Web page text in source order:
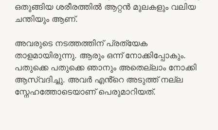
ഒതുങ്ങിയ ശരീരത്തിൽ ആറ്റൻ മുലകളും വലിയ
ചന്തിയും ആണ്.
അവരുടെ നടത്തത്തിന് പ്രത്യേക
താളമായിരുന്നു. ആരും ഒന്ന് നോക്കിപ്പോകും.
പതുക്കെ പതുക്കെ ഞാനും അതെല്ലാം നോക്കി
ആസ്വദിച്ചു. അവർ എൻ്റെ അടുത്ത് നല്ല
സ്നേഹത്തോടെയാണ് പെരുമാറിയത്.